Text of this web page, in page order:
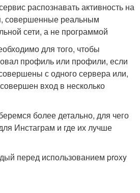
распознавать активность на
совершенные реальным
сети, а не программой
для того, чтобы
профиль или профили, если
с одного сервера или,
вход в несколько
более детально, для чего
Инстаграм и где их лучше
перед использованием proxy